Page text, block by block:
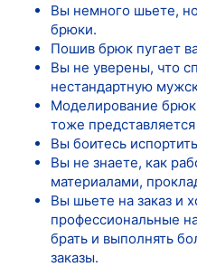
Вы немного шьете,
брюки.
Пошив брюк пугает
Вы не уверены, что
нестандартную
Моделирование
тоже
Вы боитесь
Вы не знаете, как
материалами,
Вы шьете на заказ и
профессиональные
брать и выполнять
заказы.